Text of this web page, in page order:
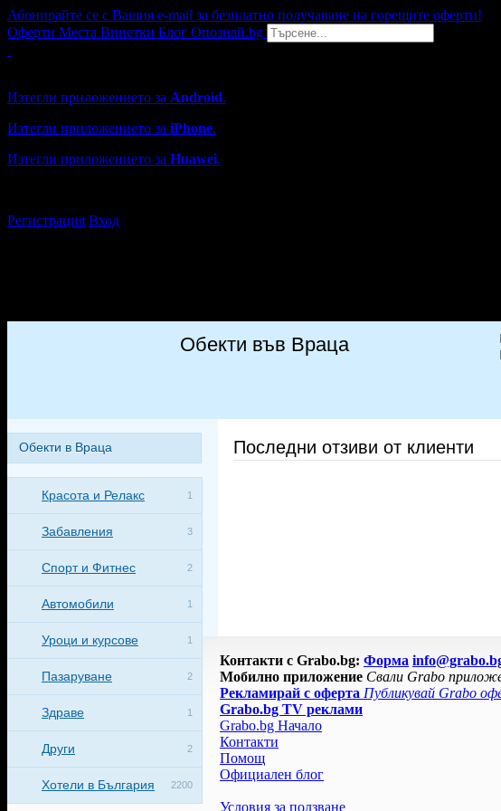
Абонирайте се с Вашия e-mail за безплатно получаване на горещите оферти!
Оферти Места Винетки Блог Опознай.bg
Изтегли приложението за Android.
Изтегли приложението за iPhone.
Изтегли приложението за Huawei.
Регистрация Вход
Обекти във Враца
Обекти в Враца
1
Красота и Релакс
3
Забавления
2
Спорт и Фитнес
1
Автомобили
1
Уроци и курсове
2
Пазаруване
1
Здраве
2
Други
2200
Хотели в България
Последни отзиви от клиенти
Контакти с Grabo.bg: Форма
Мобилно приложение Свали Grabo
Рекламирай с оферта Публикувай Grabo
Grabo.bg TV реклами
Grabo.bg Начало
Контакти
Помощ
Официален блог
Условия за ползване